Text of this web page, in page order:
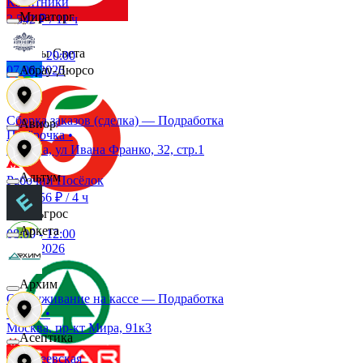
Дары Света
Детский мир
Звезда
Зельгрос
Зенден
Инканто
Мираторг
Абрау-Дюрсо
Авиор
Альтум
Аркета
Архим
Асептика
3 542 ₽/11 ч
08:00 -20:00
07.08.2026
Сборка заказов (сделка) — Подработка
Пятёрочка•
Москва, ул Ивана Франко, 32, стр.1
Рабочий Посёлок
до 5 256 ₽ /4 ч
08:00-12:00
07.08.2026
Обслуживание на кассе — Подработка
СПАР•
Москва, пр-кт Мира, 91к3
Алексеевская